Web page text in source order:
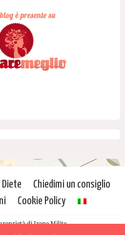
Diete
Chiedimi un consiglio
Cookie Policy
di Irene Milito